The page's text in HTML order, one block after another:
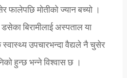
फालेपछि मोतीको ज्यान बच्यो ।
बिरामीलाई अस्पताल या
उपचारभन्दा वैद्यले नै चुसेर
हुन्छ भन्ने विश्वास छ ।